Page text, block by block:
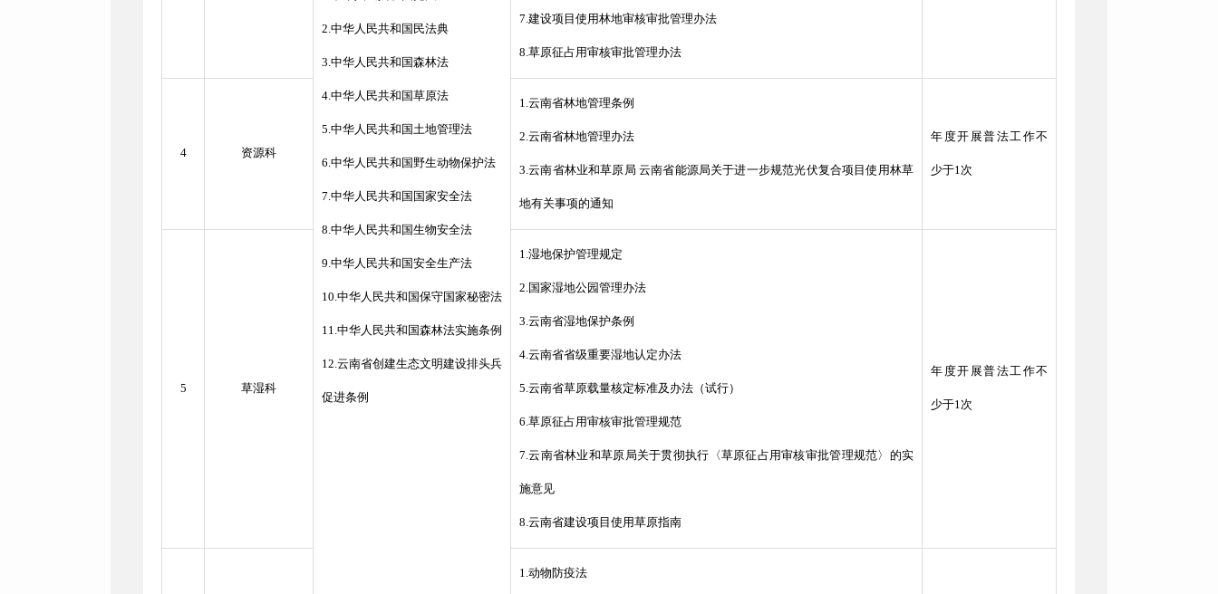
2.中华人民共和国民法典
3.中华人民共和国森林法
4.中华人民共和国草原法
5.中华人民共和国土地管理法
6.中华人民共和国野生动物保护法
7.中华人民共和国国家安全法
8.中华人民共和国生物安全法
9.中华人民共和国安全生产法
10.中华人民共和国保守国家秘密法
11.中华人民共和国森林法实施条例
12.云南省创建生态文明建设排头兵
促进条例
7.建设项目使用林地审核审批管理办法
8.草原征占用审核审批管理办法
4 资源科
1.云南省林地管理条例
2.云南省林地管理办法
3.云南省林业和草原局 云南省能源局关于进一步规范光伏复合项目使用林草
地有关事项的通知
年度开展普法工作不
少于1次
5 草湿科
1.湿地保护管理规定
2.国家湿地公园管理办法
3.云南省湿地保护条例
4.云南省省级重要湿地认定办法
5.云南省草原载量核定标准及办法（试行）
6.草原征占用审核审批管理规范
7.云南省林业和草原局关于贯彻执行〈草原征占用审核审批管理规范〉的实
施意见
8.云南省建设项目使用草原指南
年度开展普法工作不
少于1次
1.动物防疫法